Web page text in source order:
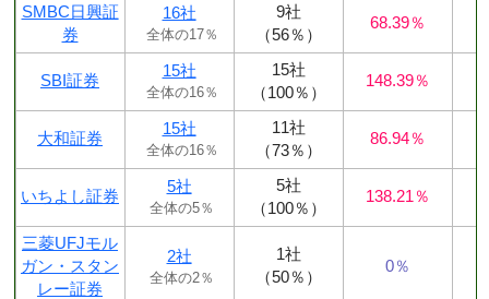
SMBC日興証
券
16社
全体の17％
9社
（56％）
68.39％
SBI証券
15社
全体の16％
15社
（100％）
148.39％
大和証券
15社
全体の16％
11社
（73％）
86.94％
いちよし証券
5社
全体の5％
5社
（100％）
138.21％
三菱UFJモル
ガン・スタン
レー証券
2社
全体の2％
1社
（50％）
0％